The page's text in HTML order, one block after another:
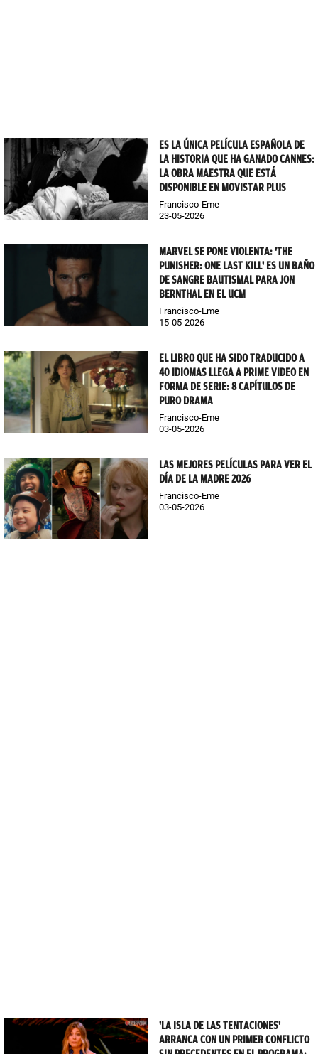
ES LA ÚNICA PELÍCULA ESPAÑOLA DE
LA HISTORIA QUE HA GANADO CANNES:
LA OBRA MAESTRA QUE ESTÁ
DISPONIBLE EN MOVISTAR PLUS
Francisco-Eme
23-05-2026
MARVEL SE PONE VIOLENTA: 'THE
PUNISHER: ONE LAST KILL' ES UN BAÑO
DE SANGRE BAUTISMAL PARA JON
BERNTHAL EN EL UCM
Francisco-Eme
15-05-2026
EL LIBRO QUE HA SIDO TRADUCIDO A
40 IDIOMAS LLEGA A PRIME VIDEO EN
FORMA DE SERIE: 8 CAPÍTULOS DE
PURO DRAMA
Francisco-Eme
03-05-2026
LAS MEJORES PELÍCULAS PARA VER EL
DÍA DE LA MADRE 2026
Francisco-Eme
03-05-2026
'LA ISLA DE LAS TENTACIONES'
ARRANCA CON UN PRIMER CONFLICTO